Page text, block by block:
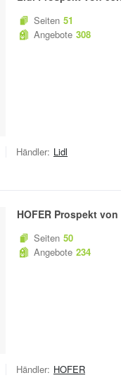
Seiten 51
Angebote 308
Händler: Lidl
HOFER Prospekt von
Seiten 50
Angebote 234
Händler: HOFER